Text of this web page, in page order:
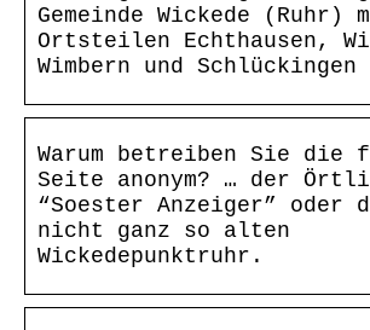
Gemeinde Wickede (Ruhr)
Ortsteilen Echthausen,
Wimbern und Schlückingen
Warum betreiben Sie die
Seite anonym? … der
“Soester Anzeiger” oder
nicht ganz so alten
Wickedepunktruhr.